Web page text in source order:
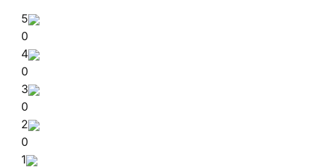
5
0
4
0
3
0
2
0
1